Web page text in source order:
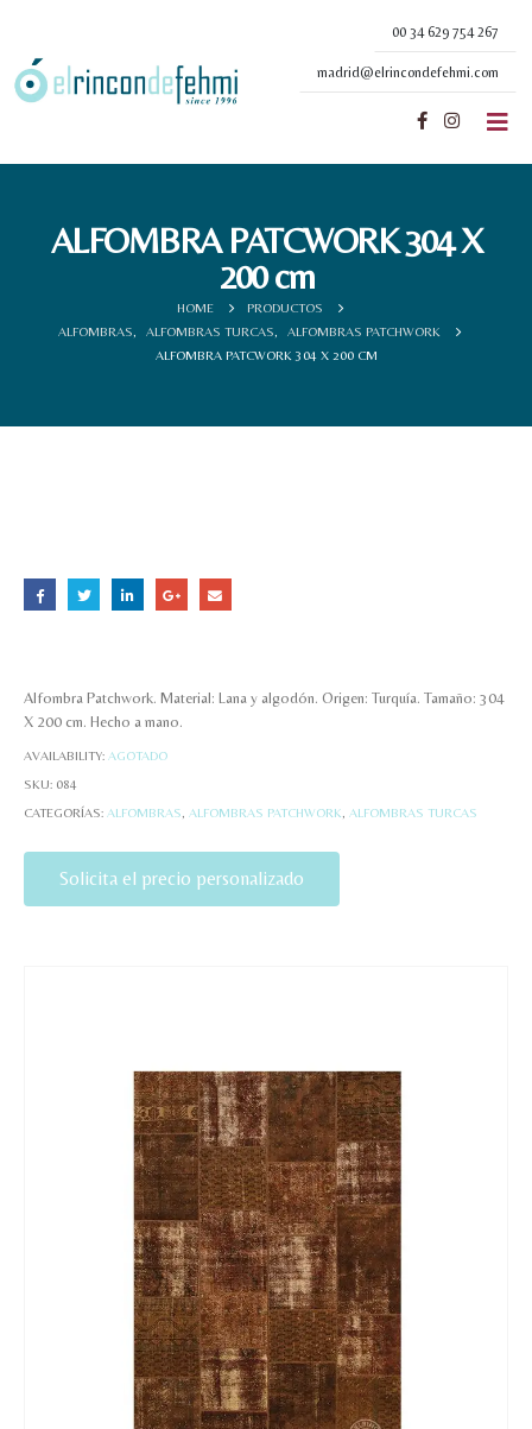
00 34 629 754 267
madrid@elrincondefehmi.com
ALFOMBRA PATCWORK 304 X
200 cm
HOME
PRODUCTOS
ALFOMBRAS
ALFOMBRAS TURCAS
ALFOMBRAS PATCHWORK
ALFOMBRA PATCWORK 304 X 200 CM
Alfombra Patchwork. Material: Lana y algodón. Origen: Turquía. Tamaño: 304
X 200 cm. Hecho a mano.
AVAILABILITY: AGOTADO
SKU: 084
CATEGORÍAS: ALFOMBRAS ALFOMBRAS PATCHWORK ALFOMBRAS TURCAS
Solicita el precio personalizado